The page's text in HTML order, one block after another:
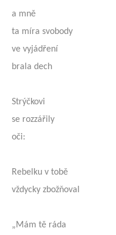
a mně
ta míra svobody
ve vyjádření
brala dech
Strýčkovi
se rozzářily
oči:
Rebelku v tobě
vždycky zbožňoval
„Mám tě ráda